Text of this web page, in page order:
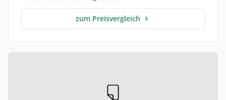
zum Preisvergleich